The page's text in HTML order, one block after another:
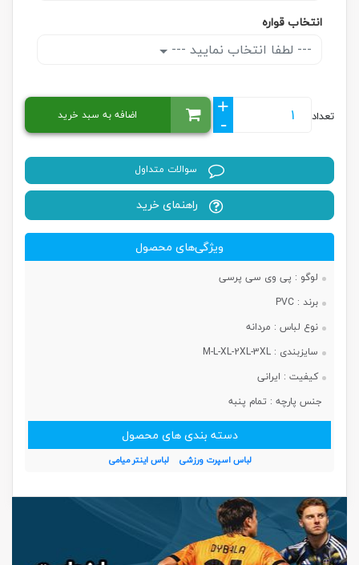
انتخاب قواره
--- لطفا انتخاب نمایید ---
تعداد
+
-
اضافه به سبد خرید
سوالات متداول
راهنمای خرید
ویژگی‌های محصول
لوگو : پی وی سی پرسی
برند : PVC
نوع لباس : مردانه
سایزبندی : M-L-XL-2XL-3XL
کیفیت : ایرانی
جنس پارچه : تمام پنبه
دسته بندی های محصول
لباس اسپرت ورزشی لباس اینتر میامی